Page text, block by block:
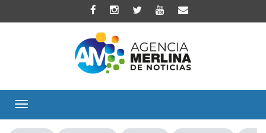
Toggle